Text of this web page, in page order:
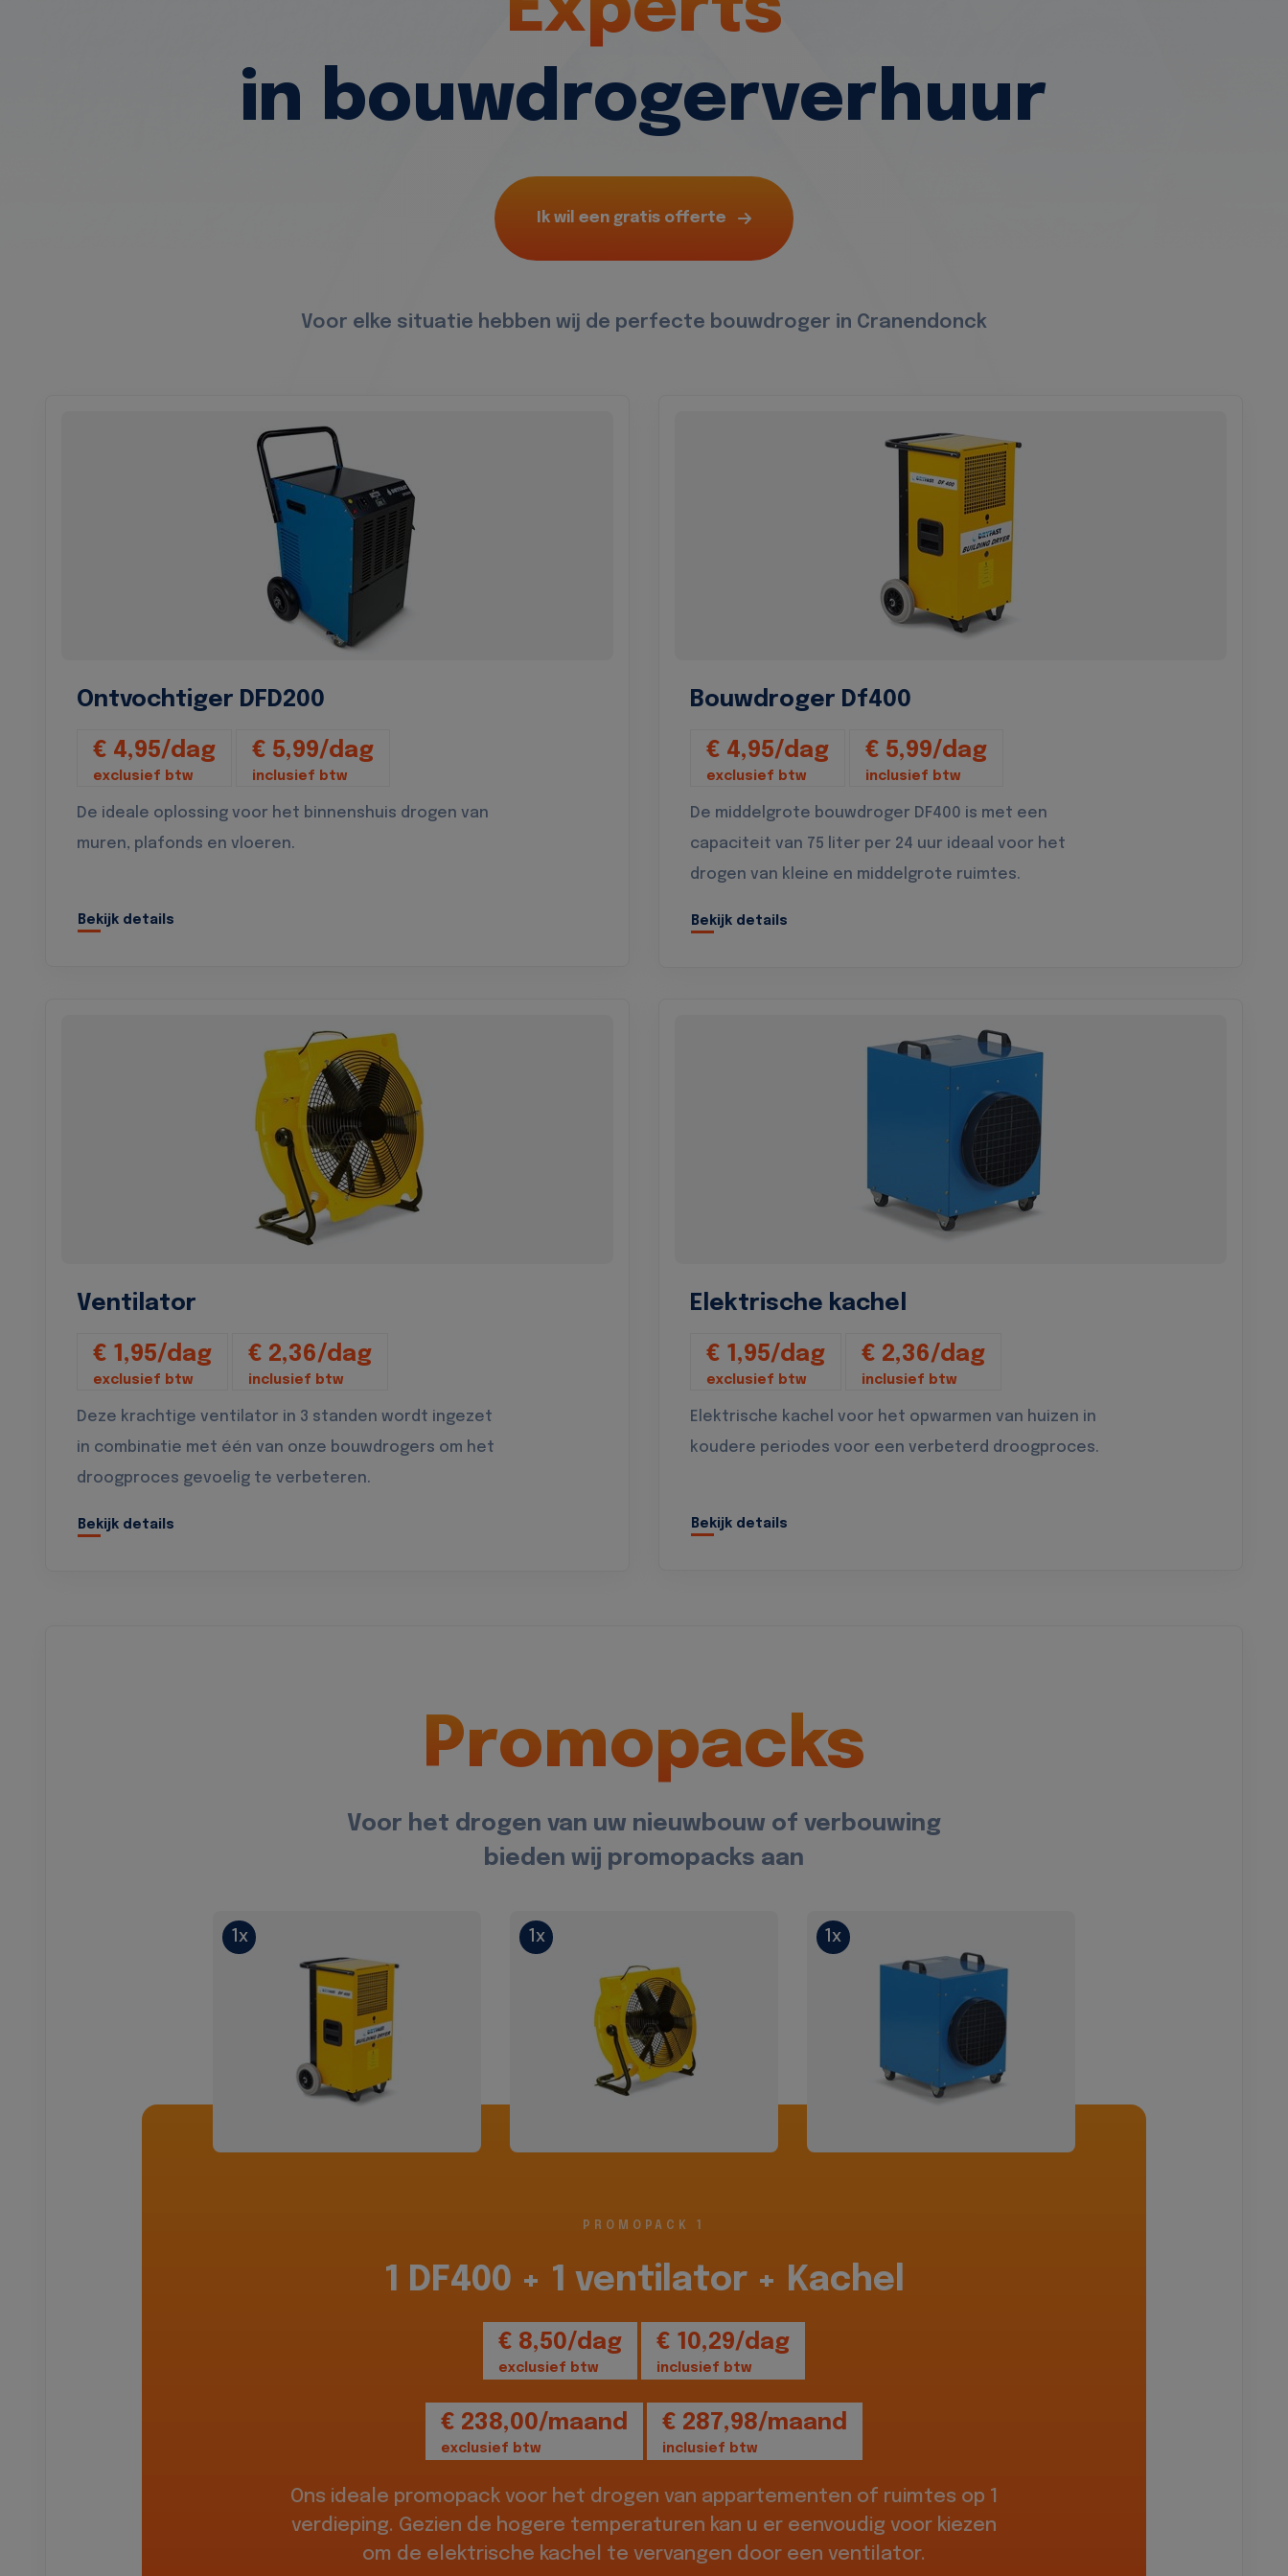
in bouwdrogerverhuur
Ik wil een gratis offerte
Voor elke situatie hebben wij de perfecte bouwdroger in Cranendonck
Ontvochtiger DFD200
€ 4,95/dag
exclusief btw
€ 5,99/dag
inclusief btw
De ideale oplossing voor het binnenshuis drogen van
muren, plafonds en vloeren.
Bekijk details
Bouwdroger Df400
€ 4,95/dag
exclusief btw
€ 5,99/dag
inclusief btw
De middelgrote bouwdroger DF400 is met een
capaciteit van 75 liter per 24 uur ideaal voor het
drogen van kleine en middelgrote ruimtes.
Bekijk details
Ventilator
€ 1,95/dag
exclusief btw
€ 2,36/dag
inclusief btw
Deze krachtige ventilator in 3 standen wordt ingezet
in combinatie met één van onze bouwdrogers om het
droogproces gevoelig te verbeteren.
Bekijk details
Elektrische kachel
€ 1,95/dag
exclusief btw
€ 2,36/dag
inclusief btw
Elektrische kachel voor het opwarmen van huizen in
koudere periodes voor een verbeterd droogproces.
Bekijk details
Promopacks
Voor het drogen van uw nieuwbouw of verbouwing
bieden wij promopacks aan
1x 1x 1x
PROMOPACK 1
1 DF400 + 1 ventilator + Kachel
€ 8,50/dag
exclusief btw
€ 10,29/dag
inclusief btw
€ 238,00/maand
exclusief btw
€ 287,98/maand
inclusief btw
Ons ideale promopack voor het drogen van appartementen of ruimtes op 1
verdieping. Gezien de hogere temperaturen kan u er eenvoudig voor kiezen
om de elektrische kachel te vervangen door een ventilator.